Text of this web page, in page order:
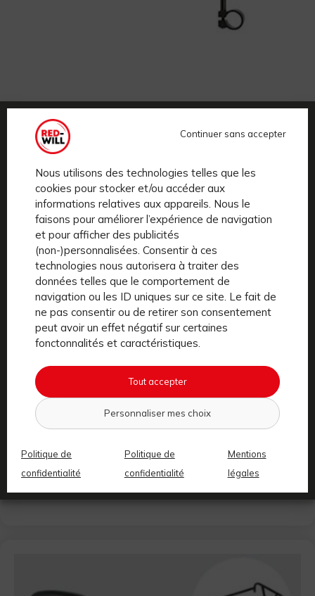
Nous utilisons des technologies telles que les
cookies pour stocker et/ou accéder aux
informations relatives aux appareils. Nous le
faisons pour améliorer l’expérience de navigation
et pour afficher des publicités
(non-)personnalisées. Consentir à ces
technologies nous autorisera à traiter des
données telles que le comportement de
navigation ou les ID uniques sur ce site. Le fait de
ne pas consentir ou de retirer son consentement
peut avoir un effet négatif sur certaines
fonctonnalités et caractéristiques.
Tout accepter
Continuer sans accepter
Personnaliser mes choix
Politique de
confidentialité
Politique de
confidentialité
Mentions
légales
Repose-pieds